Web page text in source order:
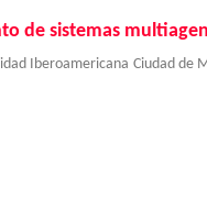
de sistemas
Iberoamericana Ciudad de